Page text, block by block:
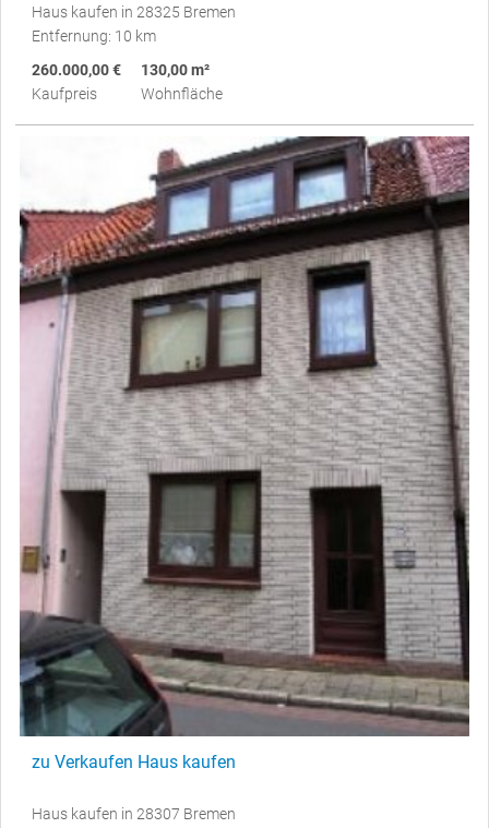
Haus kaufen in 28325 Bremen
Entfernung: 10 km
260.000,00 €
Kaufpreis
130,00 m²
Wohnfläche
zu Verkaufen Haus kaufen
Haus kaufen in 28307 Bremen